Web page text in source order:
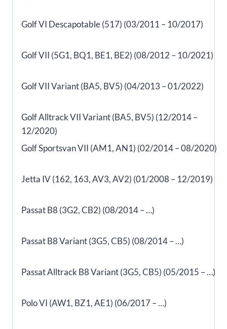
Golf VI Descapotable (517) (03/2011 – 10/2017)
Golf VII (5G1, BQ1, BE1, BE2) (08/2012 – 10/2021)
Golf VII Variant (BA5, BV5) (04/2013 – 01/2022)
Golf Alltrack VII Variant (BA5, BV5) (12/2014 –
12/2020)
Golf Sportsvan VII (AM1, AN1) (02/2014 – 08/2020)
Jetta IV (162, 163, AV3, AV2) (01/2008 – 12/2019)
Passat B8 (3G2, CB2) (08/2014 – …)
Passat B8 Variant (3G5, CB5) (08/2014 – …)
Passat Alltrack B8 Variant (3G5, CB5) (05/2015 – …)
Polo VI (AW1, BZ1, AE1) (06/2017 – …)